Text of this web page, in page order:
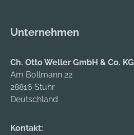
Unternehmen
Ch. Otto Weller GmbH & Co. KG
Am Bollmann 22
28816 Stuhr
Deutschland
Kontakt: